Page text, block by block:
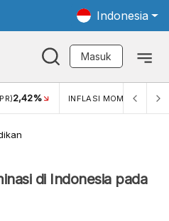
Indonesia
Masuk
2,42% INFLASI MOM (MAR)
di Indonesia pada